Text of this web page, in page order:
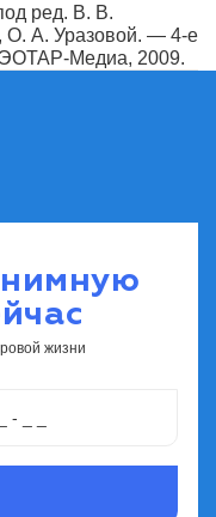
ред. В. В.
О. А. Уразовой. — 4-е
Медиа, 2009.
жизни